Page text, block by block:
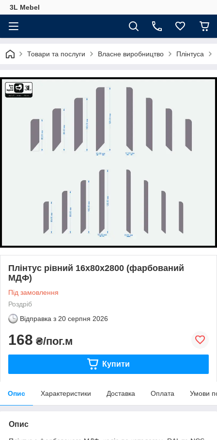
3L Mebel
Товари та послуги Власне виробництво Плінтуса
Плінтус рівний 16х80х2800 (фарбований
МДФ)
Під замовлення
Роздріб
Відправка з 20 серпня 2026
168 ₴/пог.м
Купити
Опис Характеристики Доставка Оплата Умови
Опис